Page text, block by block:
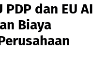
dan EU AI
Biaya